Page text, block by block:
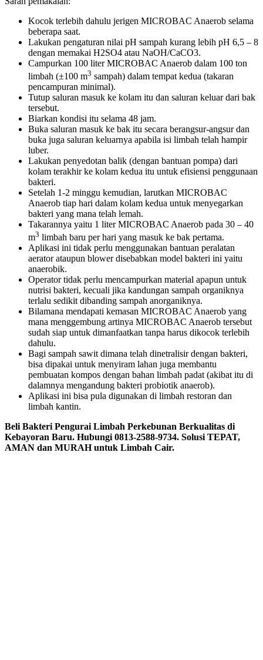
Kocok terlebih dahulu jerigen MICROBAC Anaerob selama
beberapa saat.
Lakukan pengaturan nilai pH sampah kurang lebih pH 6,5 – 8
dengan memakai H2SO4 atau NaOH/CaCO3.
Campurkan 100 liter MICROBAC Anaerob dalam 100 ton
limbah (±100 m3 sampah) dalam tempat kedua (takaran
pencampuran minimal).
Tutup saluran masuk ke kolam itu dan saluran keluar dari bak
tersebut.
Biarkan kondisi itu selama 48 jam.
Buka saluran masuk ke bak itu secara berangsur-angsur dan
buka juga saluran keluarnya apabila isi limbah telah hampir
luber.
Lakukan penyedotan balik (dengan bantuan pompa) dari
kolam terakhir ke kolam kedua itu untuk efisiensi penggunaan
bakteri.
Setelah 1-2 minggu kemudian, larutkan MICROBAC
Anaerob tiap hari dalam kolam kedua untuk menyegarkan
bakteri yang mana telah lemah.
Takarannya yaitu 1 liter MICROBAC Anaerob pada 30 – 40
m3 limbah baru per hari yang masuk ke bak pertama.
Aplikasi ini tidak perlu menggunakan bantuan peralatan
aerator ataupun blower disebabkan model bakteri ini yaitu
anaerobik.
Operator tidak perlu mencampurkan material apapun untuk
nutrisi bakteri, kecuali jika kandungan sampah organiknya
terlalu sedikit dibanding sampah anorganiknya.
Bilamana mendapati kemasan MICROBAC Anaerob yang
mana menggembung artinya MICROBAC Anaerob tersebut
sudah siap untuk dimanfaatkan tanpa harus dikocok terlebih
dahulu.
Bagi sampah sawit dimana telah dinetralisir dengan bakteri,
bisa dipakai untuk menyiram lahan juga membantu
pembuatan kompos dengan bahan limbah padat (akibat itu di
dalamnya mengandung bakteri probiotik anaerob).
Aplikasi ini bisa pula digunakan di limbah restoran dan
limbah kantin.
Beli Bakteri Pengurai Limbah Perkebunan Berkualitas di
Kebayoran Baru. Hubungi 0813-2588-9734. Solusi TEPAT,
AMAN dan MURAH untuk Limbah Cair.